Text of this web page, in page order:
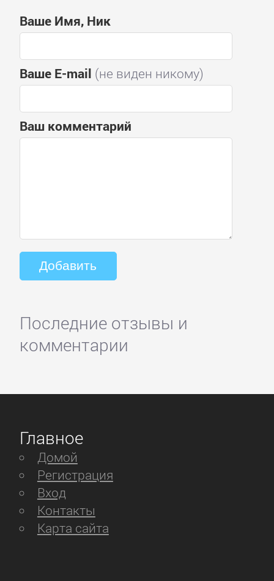
Ваше Имя, Ник
Ваше E-mail (не виден никому)
Ваш комментарий
Последние отзывы и
комментарии
Главное
Домой
Регистрация
Вход
Контакты
Карта сайта